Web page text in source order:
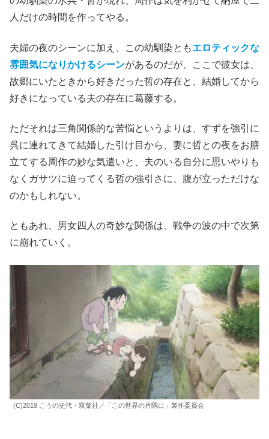
人だけの時間を作ってやる。
夫婦の夜のシーンに加え、この幼馴染ともエロティックな
雰囲気になりかけるシーンがあるのだが、ここで彼女は、
故郷にいたときから好きだった哲の存在と、結婚してから
好きになっている夫の存在に葛藤する。
ただそれは三角関係的な苦悩というよりは、すずを強引に
呉に連れてきて結婚した引け目から、妻に哲との夜をお膳
立てする周作の妙な気遣いと、夫のいる自分に思いやりも
なくガサツに迫ってくる哲の強引さに、腹が立っただけな
のかもしれない。
ともあれ、男女四人の奇妙な関係は、戦争の波の中で次第
に崩れていく。
(C)2019 こうの史代・双葉社／「この世界の片隅に」製作委員会